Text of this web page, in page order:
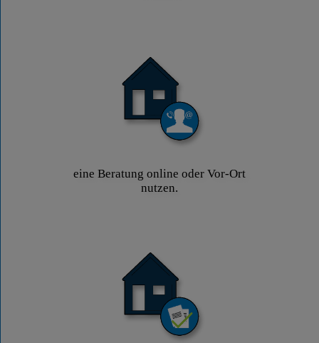
eine Beratung online oder Vor-Ort
nutzen.